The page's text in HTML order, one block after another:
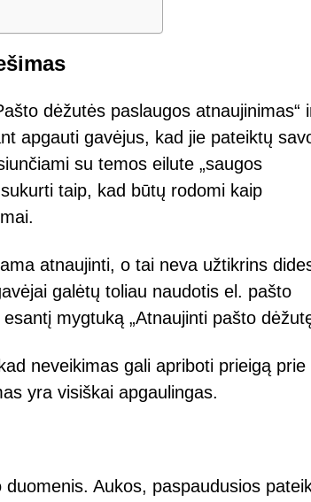
dėžutės paslaugos atnaujinimas“
apgauti gavėjus, kad jie pateiktų
su temos eilute „saugos
taip, kad būtų rodomi kaip
atnaujinti, o tai neva užtikrins
galėtų toliau naudotis el. pašto
mygtuką „Atnaujinti pašto
neveikimas gali apriboti prieigą prie
yra visiškai apgaulingas.
Aukos, paspaudusios